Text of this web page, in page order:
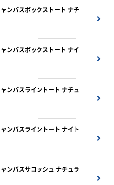
ンバスボックストート ナチ
ンバスボックストート ナイ
ンバスライントート ナチュ
ンバスライントート ナイト
ンバスサコッシュ ナチュラ